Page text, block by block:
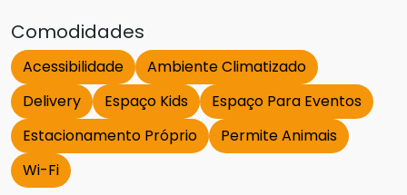
Comodidades
Acessibilidade
Ambiente Climatizado
Delivery
Espaço Kids
Espaço Para Eventos
Estacionamento Próprio
Permite Animais
Wi-Fi